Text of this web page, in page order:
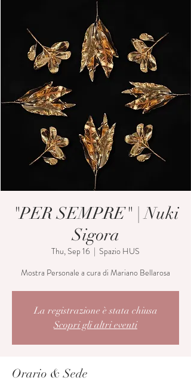
"PER SEMPRE" | Nuki
Sigora
Thu, Sep 16
  |
Spazio HUS
Mostra Personale a cura di Mariano Bellarosa
La registrazione è stata chiusa
Scopri gli altri eventi
Orario & Sede